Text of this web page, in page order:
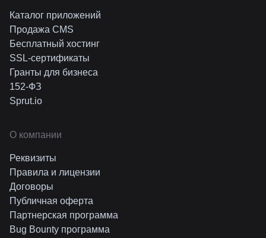
Каталог приложений
Продажа CMS
Бесплатный хостинг
SSL-сертификаты
Гранты для бизнеса
152-ФЗ
Sprut.io
О компании
Реквизиты
Правила и лицензии
Договоры
Публичная оферта
Партнерская программа
Bug Bounty программа